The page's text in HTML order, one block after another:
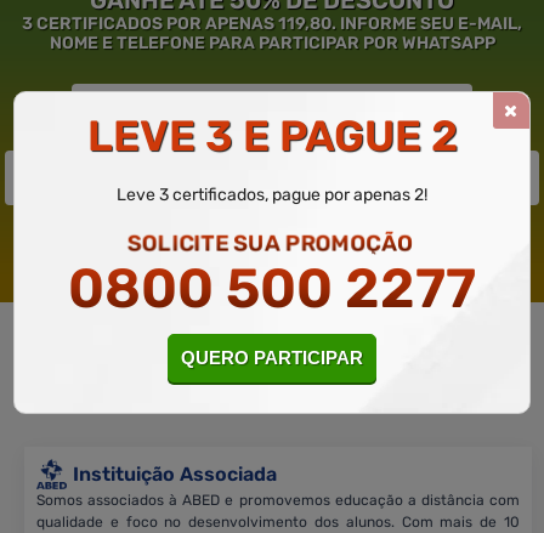
3 CERTIFICADOS POR APENAS 119,80. INFORME SEU E-MAIL,
NOME E TELEFONE PARA PARTICIPAR POR WHATSAPP
Solicite um WhatsApp
Garantia deEducaçãode Excelência.
Instituição Associada
Somos associados à ABED e promovemos educação a distância com
qualidade e foco no desenvolvimento dos alunos. Com mais de 10
LEVE 3 E PAGUE 2
Leve 3 certificados, pague por apenas 2!
SOLICITE SUA PROMOÇÃO
0800 500 2277
QUERO PARTICIPAR